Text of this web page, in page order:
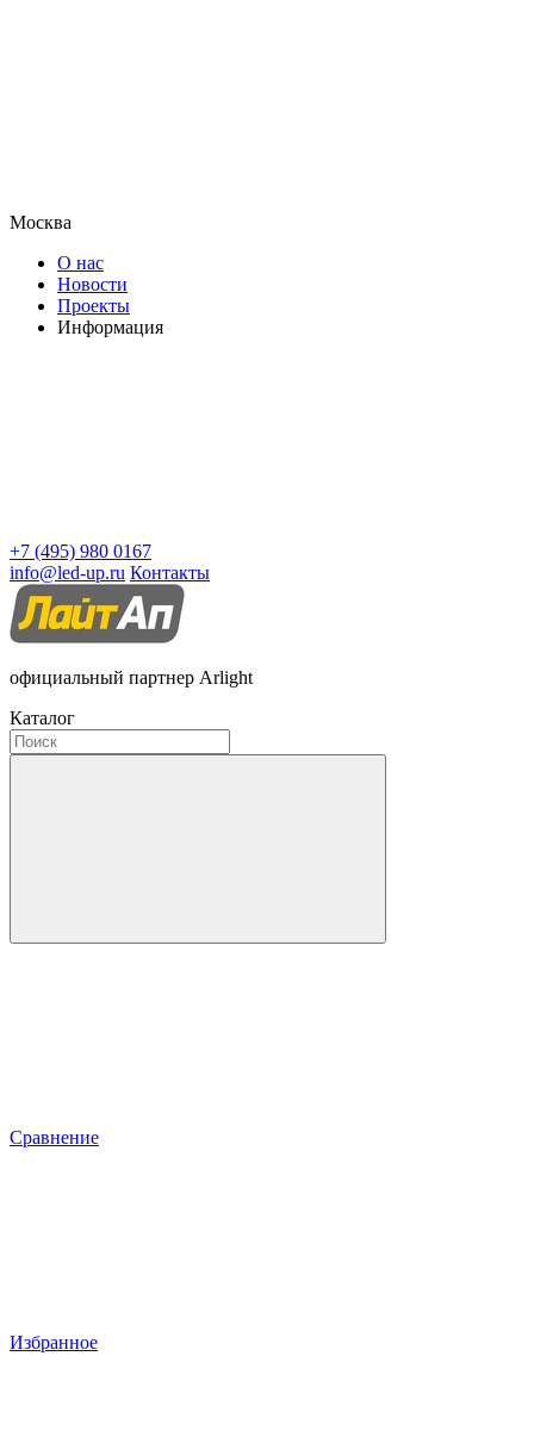
Москва
О нас
Новости
Проекты
Информация
+7 (495) 980 0167
info@led-up.ru Контакты
официальный партнер Arlight
Каталог
Сравнение
Избранное